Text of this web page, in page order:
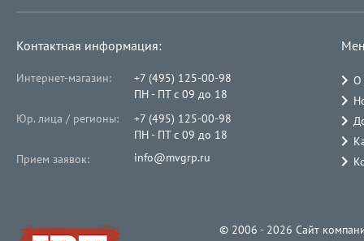
Контактная информация:
Интернет-магазин:
+7 (495) 125-00-98
ПН - ПТ с 09 до 18
Юр. лица / регионы:
+7 (495) 125-00-98
ПН - ПТ с 09 до 18
Прием заявок:
info@mvgrp.ru
О
© 2006 - 2026 Cайт